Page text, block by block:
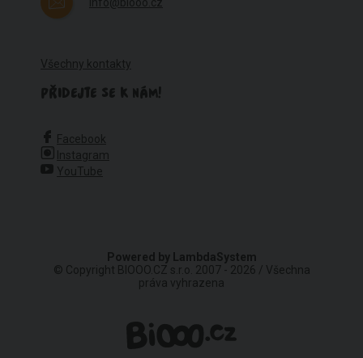
Všechny kontakty
PŘIDEJTE SE K NÁM!
Facebook
Instagram
YouTube
Powered by LambdaSystem
© Copyright BIOOO.CZ s.r.o. 2007 - 2026 / Všechna
práva vyhrazena